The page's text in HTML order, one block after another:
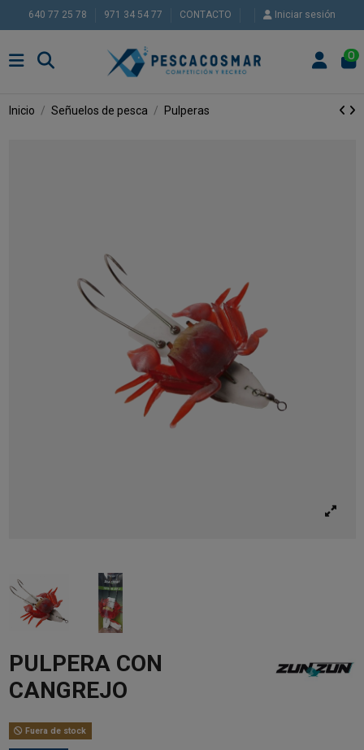
640 77 25 78 971 34 54 77 CONTACTO Iniciar sesión
0
Inicio Señuelos de pesca Pulperas
PULPERA CON
CANGREJO
Fuera de stock